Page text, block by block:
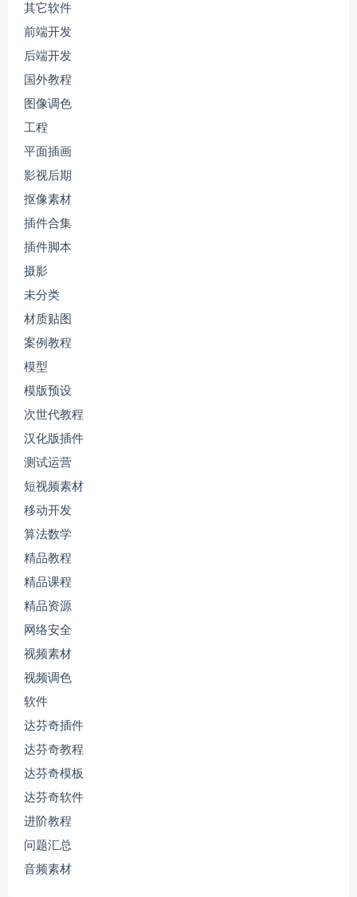
其它软件
前端开发
后端开发
国外教程
图像调色
工程
平面插画
影视后期
抠像素材
插件合集
插件脚本
摄影
未分类
材质贴图
案例教程
模型
模版预设
次世代教程
汉化版插件
测试运营
短视频素材
移动开发
算法数学
精品教程
精品课程
精品资源
网络安全
视频素材
视频调色
软件
达芬奇插件
达芬奇教程
达芬奇模板
达芬奇软件
进阶教程
问题汇总
音频素材